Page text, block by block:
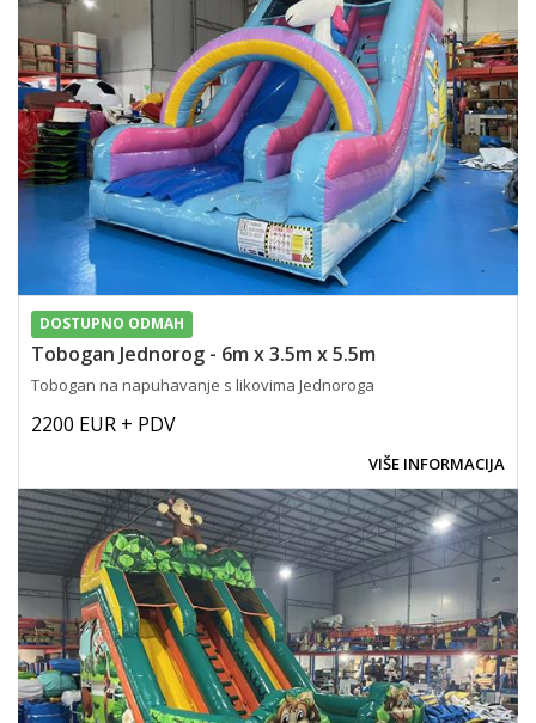
DOSTUPNO ODMAH
Tobogan Jednorog - 6m x 3.5m x 5.5m
Tobogan na napuhavanje s likovima Jednoroga
2200 EUR + PDV
VIŠE INFORMACIJA